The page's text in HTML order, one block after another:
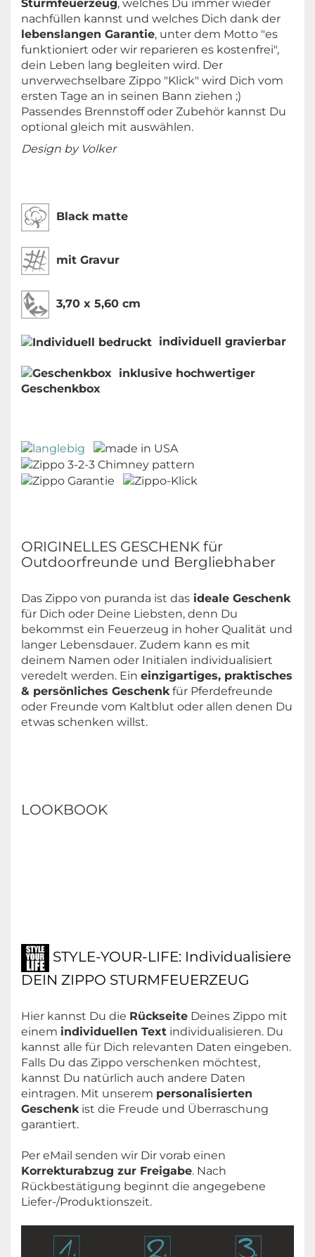
Sturmfeuerzeug, welches Du immer wieder
nachfüllen kannst und welches Dich dank der
lebenslangen Garantie, unter dem Motto "es
funktioniert oder wir reparieren es kostenfrei",
dein Leben lang begleiten wird. Der
unverwechselbare Zippo "Klick" wird Dich vom
ersten Tage an in seinen Bann ziehen ;)
Passendes Brennstoff oder Zubehör kannst Du
optional gleich mit auswählen.
Design by Volker
Black matte
mit Gravur
3,70 x 5,60 cm
individuell gravierbar
inklusive hochwertiger
Geschenkbox
ORIGINELLES GESCHENK für
Outdoorfreunde und Bergliebhaber
Das Zippo von puranda ist das ideale Geschenk
für Dich oder Deine Liebsten, denn Du
bekommst ein Feuerzeug in hoher Qualität und
langer Lebensdauer. Zudem kann es mit
deinem Namen oder Initialen individualisiert
veredelt werden. Ein einzigartiges, praktisches
& persönliches Geschenk für Pferdefreunde
oder Freunde vom Kaltblut oder allen denen Du
etwas schenken willst.
LOOKBOOK
STYLE-YOUR-LIFE: Individualisiere
DEIN ZIPPO STURMFEUERZEUG
Hier kannst Du die Rückseite Deines Zippo mit
einem individuellen Text individualisieren. Du
kannst alle für Dich relevanten Daten eingeben.
Falls Du das Zippo verschenken möchtest,
kannst Du natürlich auch andere Daten
eintragen. Mit unserem personalisierten
Geschenk ist die Freude und Überraschung
garantiert.
Per eMail senden wir Dir vorab einen
Korrekturabzug zur Freigabe. Nach
Rückbestätigung beginnt die angegebene
Liefer-/Produktionszeit.